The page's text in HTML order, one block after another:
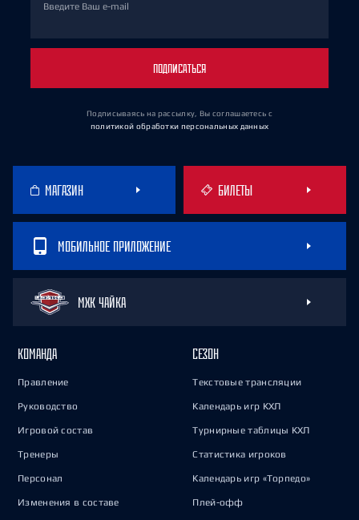
Введите Ваш e-mail
ПОДПИСАТЬСЯ
Подписываясь на рассылку, Вы соглашаетесь с
политикой обработки персональных данных
МАГАЗИН БИЛЕТЫ
МОБИЛЬНОЕ ПРИЛОЖЕНИЕ
МХК ЧАЙКА
КОМАНДА
Правление
Руководство
Игровой состав
Тренеры
Персонал
Изменения в составе
СЕЗОН
Текстовые трансляции
Календарь игр КХЛ
Турнирные таблицы КХЛ
Статистика игроков
Календарь игр «Торпедо»
Плей-офф